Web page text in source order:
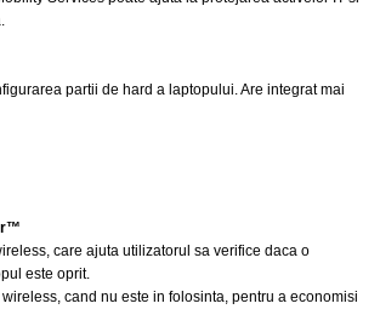
partii de hard a laptopului. Are integrat mai
care ajuta utilizatorul sa verifice daca o
este oprit.
cand nu este in folosinta, pentru a economisi